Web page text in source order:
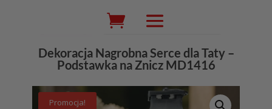
Wyszukiwarka
produktów
Dekoracja Nagrobna Serce dla Taty –
Podstawka na Znicz MD1416
Promocja!